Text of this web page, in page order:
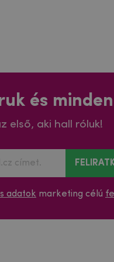
és
első, aki hall róluk!
adatok marketing célú